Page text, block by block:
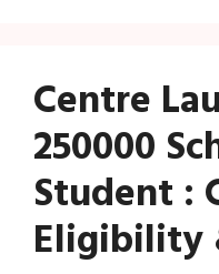
Centre
250000
Student :
Eligibility